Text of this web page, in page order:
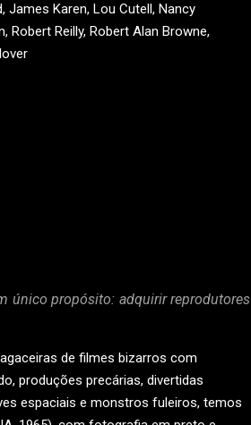
James Karen, Lou Cutell, Nancy
Robert Reilly, Robert Alan Browne,
único propósito: adquirir reprodutores
de filmes bizarros com
produções precárias, divertidas
espaciais e monstros fuleiros, temos